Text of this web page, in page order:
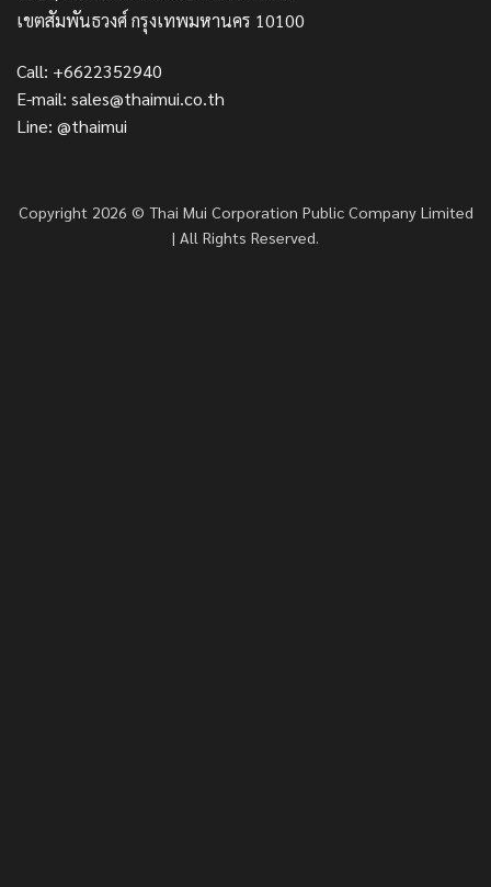
เขตสัมพันธวงศ์ กรุงเทพมหานคร 10100
Call: +6622352940
E-mail: sales@thaimui.co.th
Line: @thaimui
Copyright 2026 © Thai Mui Corporation Public Company Limited
| All Rights Reserved.